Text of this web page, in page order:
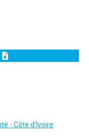
- Côte d'Ivoire